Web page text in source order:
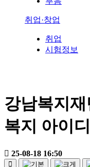
취업·창업
취업
시험정보
강남복지재
복지 아이
25-08-18 16:50